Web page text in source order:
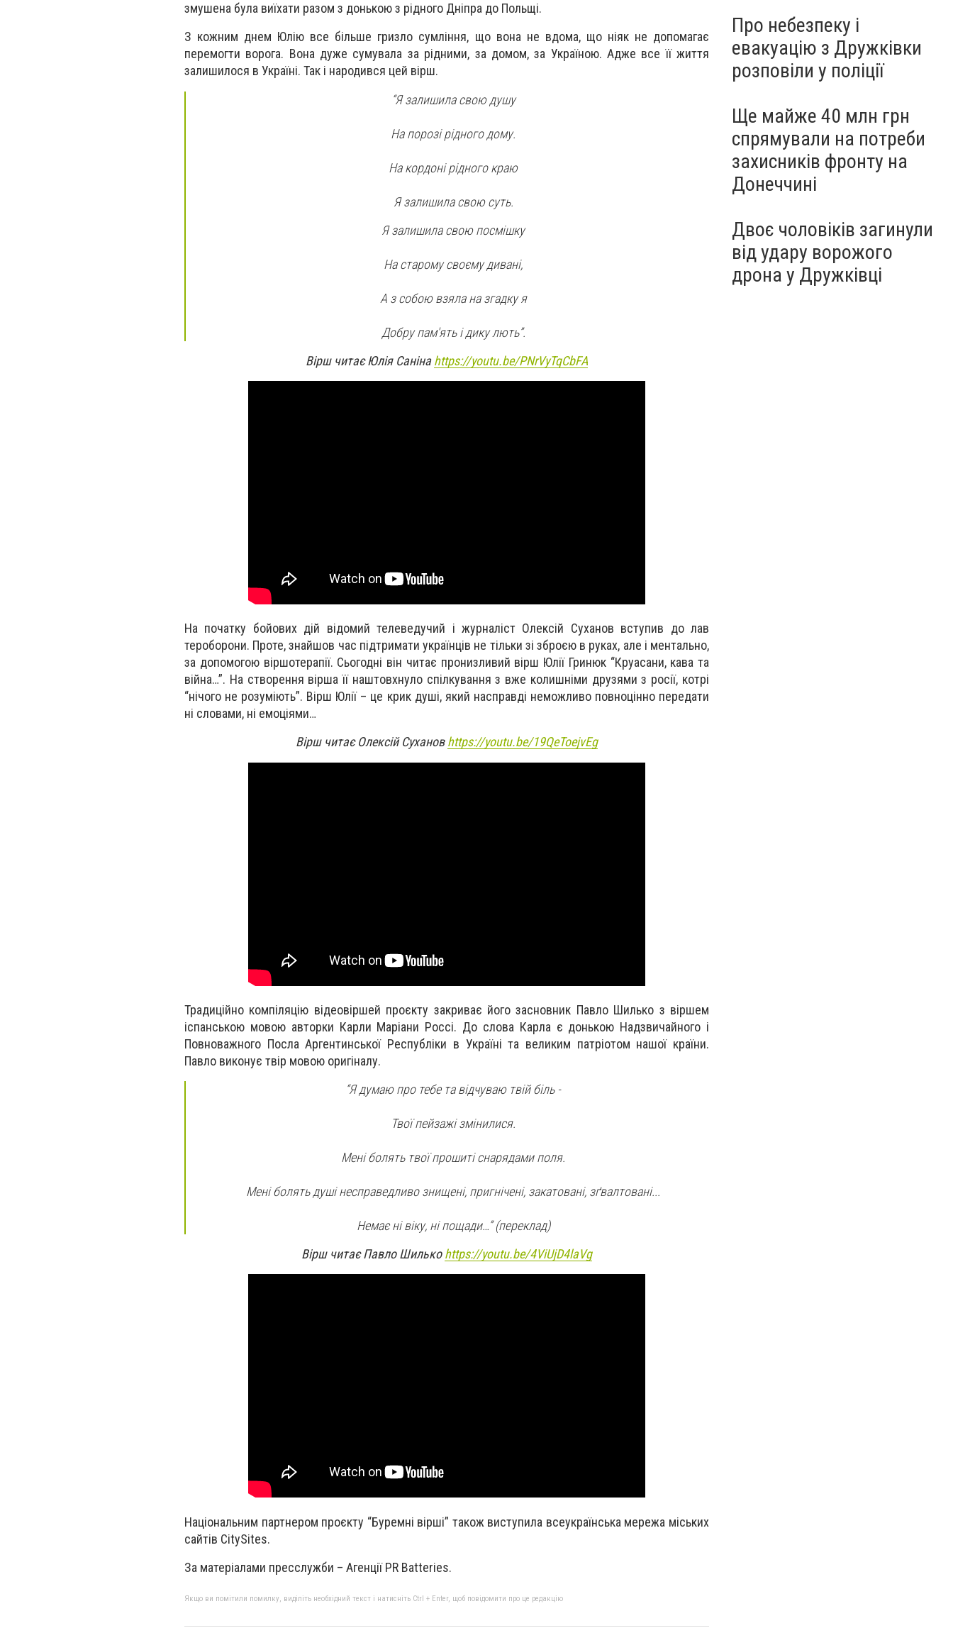
змушена була виїхати разом з донькою з рідного Дніпра до Польщі.
З кожним днем Юлію все більше гризло сумління, що вона не вдома, що ніяк не допомагає
перемогти ворога. Вона дуже сумувала за рідними, за домом, за Україною. Адже все її життя
залишилося в Україні. Так і народився цей вірш.
“Я залишила свою душу
На порозі рідного дому.
На кордоні рідного краю
Я залишила свою суть.
Я залишила свою посмішку
На старому своєму дивані,
А з собою взяла на згадку я
Добру пам'ять і дику лють”.
Вірш читає Юлія Санінаhttps://youtu.be/PNrVyTqCbFA
На початку бойових дій відомий телеведучий і журналіст Олексій Суханов вступив до лав
тероборони. Проте, знайшов час підтримати українців не тільки зі зброєю в руках, але і ментально,
за допомогою віршотерапії. Сьогодні він читає пронизливий вірш Юлії Гринюк “Круасани, кава та
війна…”. На створення вірша її наштовхнуло спілкування з вже колишніми друзями з росії, котрі
“нічого не розуміють”. Вірш Юлії – це крик душі, який насправді неможливо повноцінно передати
ні словами, ні емоціями…
Вірш читає Олексій Сухановhttps://youtu.be/19QeToejvEg
Традиційно компіляцію відеовіршей проєкту закриває його засновник Павло Шилько з віршем
іспанською мовою авторки Карли Маріани Россі. До слова Карла є донькою Надзвичайного і
Повноважного Посла Аргентинської Республіки в Україні та великим патріотом нашої країни.
Павло виконує твір мовою оригіналу.
“Я думаю про тебе та відчуваю твій біль -
Твої пейзажі змінилися.
Мені болять твої прошиті снарядами поля.
Мені болять душі несправедливо знищені, пригнічені, закатовані, зґвалтовані...
Немає ні віку, ні пощади…” (переклад)
Вірш читає Павло Шилькоhttps://youtu.be/4ViUjD4laVg
Національним партнером проєкту “Буремні вірші” також виступила всеукраїнська мережа міських
сайтів CitySites.
За матеріалами пресслужби – Агенції PR Batteries.
Якщо ви помітили помилку, виділіть необхідний текст і натисніть Ctrl + Enter, щоб повідомити про це редакцію
Про небезпеку і
евакуацію з Дружківки
розповіли у поліції
Ще майже 40 млн грн
спрямували на потреби
захисників фронту на
Донеччині
Двоє чоловіків загинули
від удару ворожого
дрона у Дружківці